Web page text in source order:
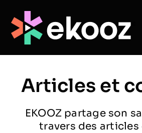
content
Articles et
EKOOZ partage son
travers des articles